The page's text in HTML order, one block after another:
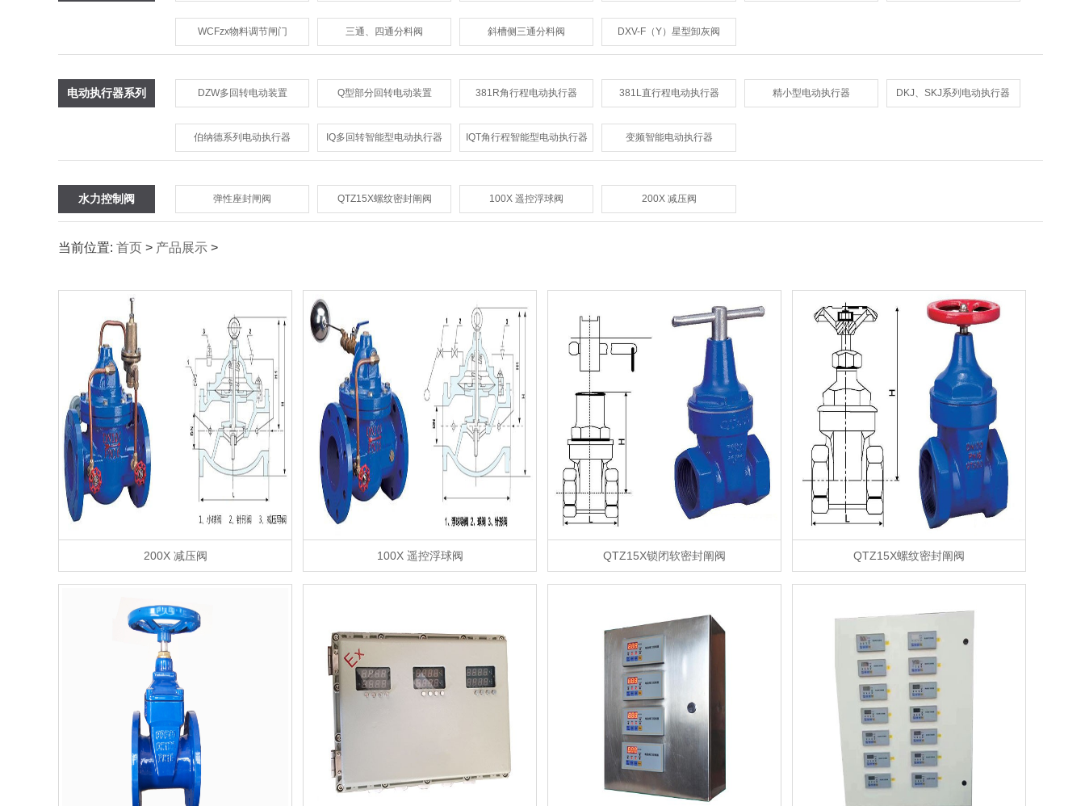
WCFzx物料调节闸门 三通、四通分料阀 斜槽侧三通分料阀 DXV-F（Y）星型卸灰阀
电动执行器系列 DZW多回转电动装置 Q型部分回转电动装置 381R角行程电动执行器 381L直行程电动执行器 精小型电动执行器 DKJ、SKJ系列电动执行器
伯纳德系列电动执行器 IQ多回转智能型电动执行器 IQT角行程智能型电动执行器 变频智能电动执行器
水力控制阀 弹性座封闸阀 QTZ15X螺纹密封阐阀 100X 遥控浮球阀 200X 减压阀
当前位置: 首页 > 产品展示 >
200X 减压阀 100X 遥控浮球阀 QTZ15X锁闭软密封阐阀 QTZ15X螺纹密封阐阀